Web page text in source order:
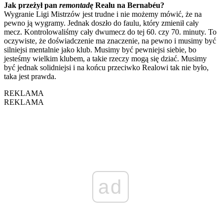
Jak przeżył pan remontadę Realu na Bernabéu?
Wygranie Ligi Mistrzów jest trudne i nie możemy mówić, że na
pewno ją wygramy. Jednak doszło do faulu, który zmienił cały
mecz. Kontrolowaliśmy cały dwumecz do tej 60. czy 70. minuty. To
oczywiste, że doświadczenie ma znaczenie, na pewno i musimy być
silniejsi mentalnie jako klub. Musimy być pewniejsi siebie, bo
jesteśmy wielkim klubem, a takie rzeczy mogą się dziać. Musimy
być jednak solidniejsi i na końcu przeciwko Realowi tak nie było,
taka jest prawda.
REKLAMA
REKLAMA
ad